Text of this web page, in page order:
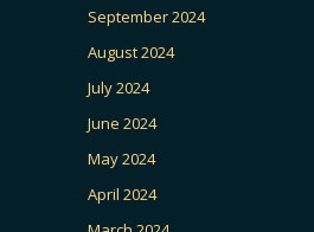
September 2024
August 2024
July 2024
June 2024
May 2024
April 2024